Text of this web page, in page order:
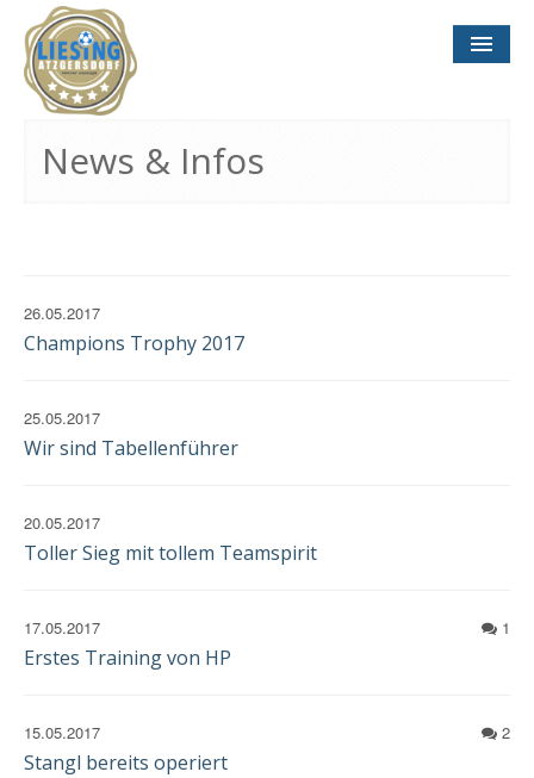
News & Infos
26.05.2017
Champions Trophy 2017
25.05.2017
Wir sind Tabellenführer
20.05.2017
Toller Sieg mit tollem Teamspirit
1
17.05.2017
Erstes Training von HP
2
15.05.2017
Stangl bereits operiert